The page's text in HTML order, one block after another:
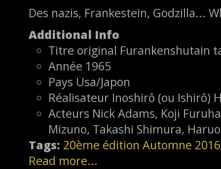
Des nazis, Frankestein, Godzilla...
Additional Info
Titre original Furankenshutain
Année 1965
Pays Usa/Japon
Réalisateur Inoshirô (ou Ishirô)
Acteurs Nick Adams, Koji
Mizuno, Takashi Shimura,
Tags: 20ème édition Automne 2016
Read more...